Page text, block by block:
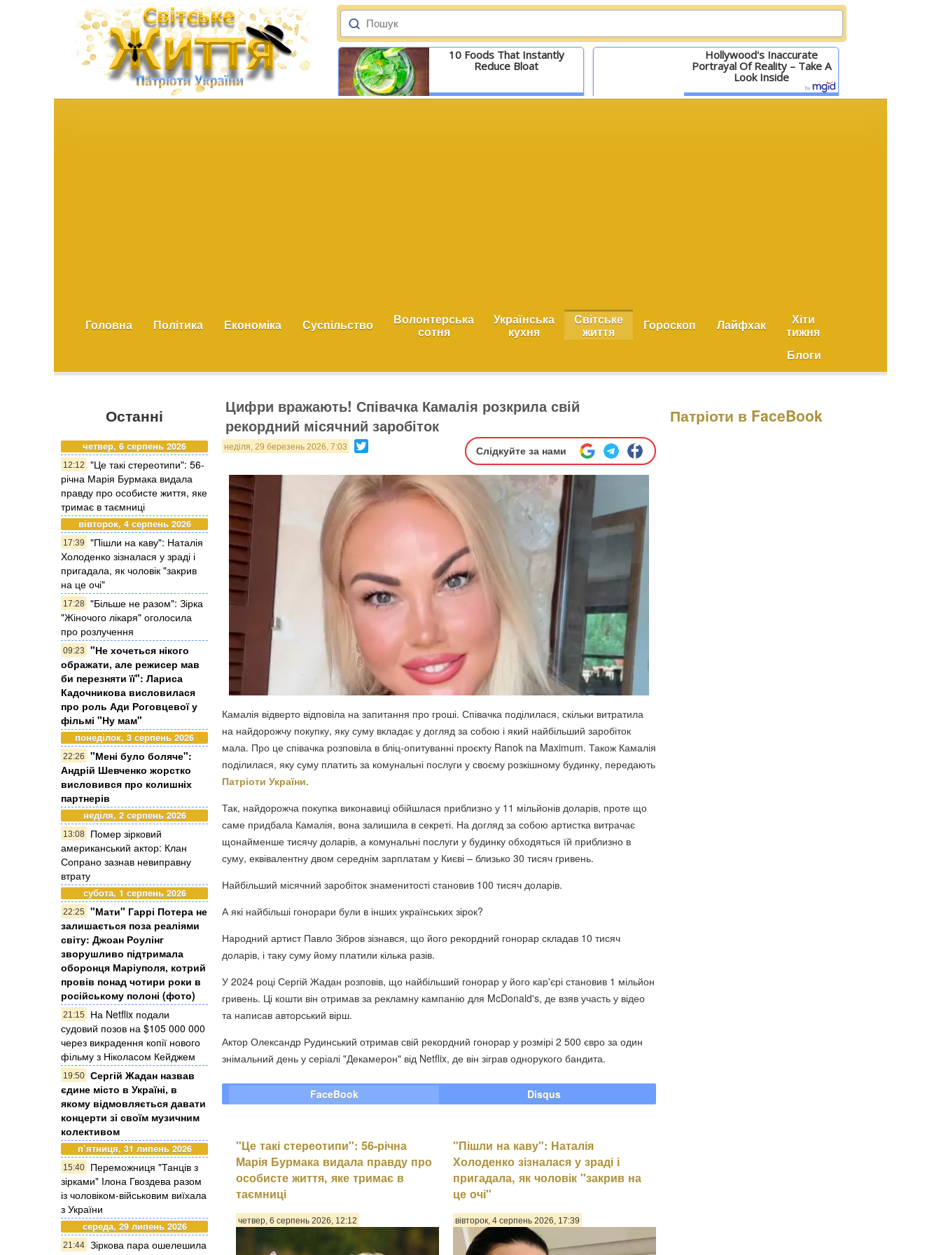
10 Foods That Instantly
Reduce Bloat
Детальніше
Hollywood's Inaccurate
Portrayal Of Reality – Take A
Look Inside
Детальніше
Головна Політика Економіка Суспільство Волонтерська
сотня
Українська
кухня
Світське
життя Гороскоп Лайфхак Хіти
тижня
Блоги
Останні
четвер, 6 серпень 2026
12:12
"Це такі стереотипи": 56-
річна Марія Бурмака видала
правду про особисте життя, яке
тримає в таємниці
вівторок, 4 серпень 2026
17:39
"Пішли на каву": Наталія
Холоденко зізналася у зраді і
пригадала, як чоловік "закрив
на це очі"
17:28 "Більше не разом": Зірка
"Жіночого лікаря" оголосила
про розлучення
09:23
"Не хочеться нікого
ображати, але режисер мав
би перезняти її": Лариса
Кадочникова висловилася
про роль Ади Роговцевої у
фільмі "Ну мам"
понеділок, 3 серпень 2026
22:26
"Мені було боляче":
Андрій Шевченко жорстко
висловився про колишніх
партнерів
неділя, 2 серпень 2026
13:08
Помер зірковий
американський актор: Клан
Сопрано зазнав невиправну
втрату
субота, 1 серпень 2026
22:25
"Мати" Гаррі Потера не
залишається поза реаліями
світу: Джоан Роулінг
зворушливо підтримала
оборонця Маріуполя, котрий
провів понад чотири роки в
російському полоні (фото)
21:15
На Netflix подали
судовий позов на $105 000 000
через викрадення копії нового
фільму з Ніколасом Кейджем
19:50 Сергій Жадан назвав
єдине місто в Україні, в
якому відмовляється давати
концерти зі своїм музичним
колективом
п’ятниця, 31 липень 2026
15:40
Переможниця "Танців з
зірками" Ілона Гвоздева разом
із чоловіком-військовим виїхала
з України
середа, 29 липень 2026
21:44 Зіркова пара ошелешила
Цифри вражають! Співачка Камалія розкрила свій
рекордний місячний заробіток
неділя, 29 березень 2026, 7:03 Слідкуйте за нами
Камалія відверто відповіла на запитання про гроші. Співачка поділилася, скільки витратила
на найдорожчу покупку, яку суму вкладає у догляд за собою і який найбільший заробіток
мала. Про це співачка розповіла в бліц-опитуванні проєкту Ranok na Maximum. Також Камалія
поділилася, яку суму платить за комунальні послуги у своєму розкішному будинку, передають
Патріоти України.
Так, найдорожча покупка виконавиці обійшлася приблизно у 11 мільйонів доларів, проте що
саме придбала Камалія, вона залишила в секреті. На догляд за собою артистка витрачає
щонайменше тисячу доларів, а комунальні послуги у будинку обходяться їй приблизно в
суму, еквівалентну двом середнім зарплатам у Києві – близько 30 тисяч гривень.
Найбільший місячний заробіток знаменитості становив 100 тисяч доларів.
А які найбільші гонорари були в інших українських зірок?
Народний артист Павло Зібров зізнався, що його рекордний гонорар складав 10 тисяч
доларів, і таку суму йому платили кілька разів.
У 2024 році Сергій Жадан розповів, що найбільший гонорар у його кар'єрі становив 1 мільйон
гривень. Ці кошти він отримав за рекламну кампанію для McDonald's, де взяв участь у відео
та написав авторський вірш.
Актор Олександр Рудинський отримав свій рекордний гонорар у розмірі 2 500 євро за один
знімальний день у серіалі "Декамерон" від Netflix, де він зіграв однорукого бандита.
FaceBook Disqus
"Це такі стереотипи": 56-річна
Марія Бурмака видала правду про
особисте життя, яке тримає в
таємниці
четвер, 6 серпень 2026, 12:12
"Пішли на каву": Наталія
Холоденко зізналася у зраді і
пригадала, як чоловік "закрив на
це очі"
вівторок, 4 серпень 2026, 17:39
Патріоти в FaceBook